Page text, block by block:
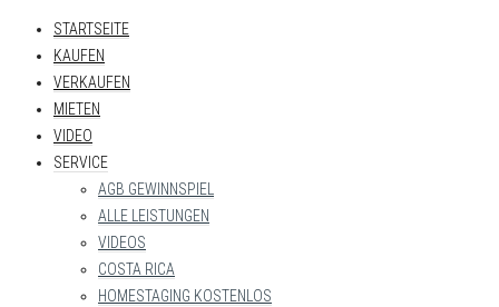
STARTSEITE
KAUFEN
VERKAUFEN
MIETEN
VIDEO
SERVICE
AGB GEWINNSPIEL
ALLE LEISTUNGEN
VIDEOS
COSTA RICA
HOMESTAGING KOSTENLOS